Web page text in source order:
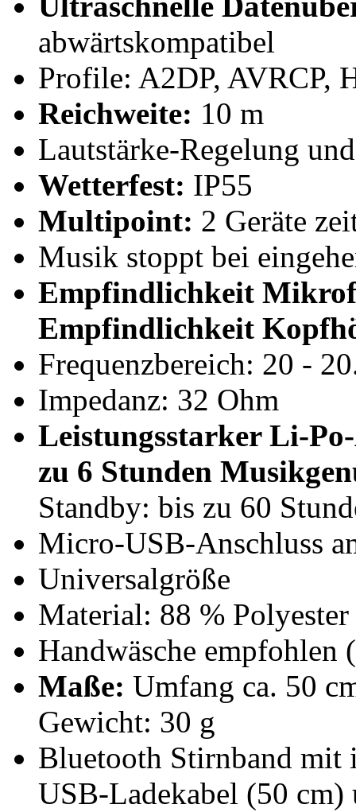
abwärtskompatibel
Profile: A2DP, AVRCP,
Reichweite: 10 m
Lautstärke-Regelung
Wetterfest: IP55
Multipoint: 2 Geräte
Musik stoppt bei
Empfindlichkeit
Empfindlichkeit
Frequenzbereich: 20 -
Impedanz: 32 Ohm
Leistungsstarker Li-
zu 6 Stunden
Standby: bis zu 60
Micro-USB-Anschluss
Universalgröße
Material: 88 %
Handwäsche empfohlen
Maße: Umfang ca. 50
Gewicht: 30 g
Bluetooth Stirnband mit
USB-Ladekabel (50